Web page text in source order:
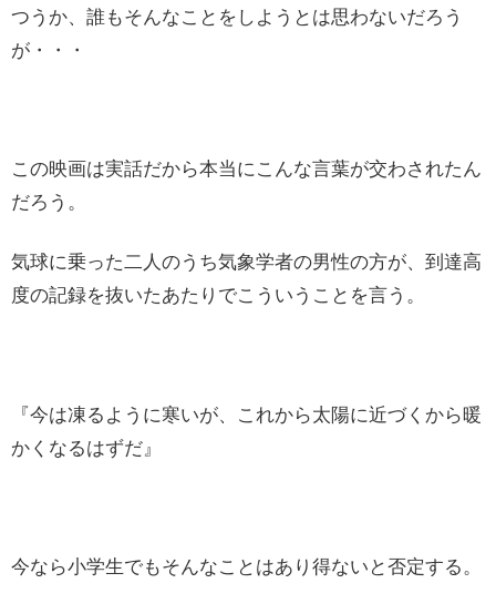
つうか、誰もそんなことをしようとは思わないだろう
が・・・
この映画は実話だから本当にこんな言葉が交わされたん
だろう。
気球に乗った二人のうち気象学者の男性の方が、到達高
度の記録を抜いたあたりでこういうことを言う。
『今は凍るように寒いが、これから太陽に近づくから暖
かくなるはずだ』
今なら小学生でもそんなことはあり得ないと否定する。